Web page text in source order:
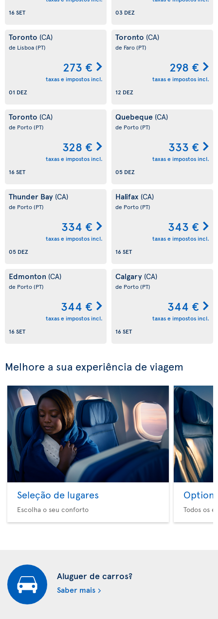
16 SET
03 DEZ
Toronto (CA)
de Lisboa(PT)
273 €
taxas e impostos incl.
01 DEZ
Toronto (CA)
de Faro(PT)
298 €
taxas e impostos incl.
12 DEZ
Toronto (CA)
de Porto(PT)
328 €
taxas e impostos incl.
16 SET
Quebeque (CA)
de Porto(PT)
333 €
taxas e impostos incl.
05 DEZ
Thunder Bay (CA)
de Porto(PT)
334 €
taxas e impostos incl.
05 DEZ
Halifax (CA)
de Porto(PT)
343 €
taxas e impostos incl.
16 SET
Edmonton (CA)
de Porto(PT)
344 €
taxas e impostos incl.
16 SET
Calgary (CA)
de Porto(PT)
344 €
taxas e impostos incl.
16 SET
Melhore a sua experiência de viagem
Seleção de lugares
Escolha o seu conforto
Option
Todos os
Aluguer de carros?
Saber mais